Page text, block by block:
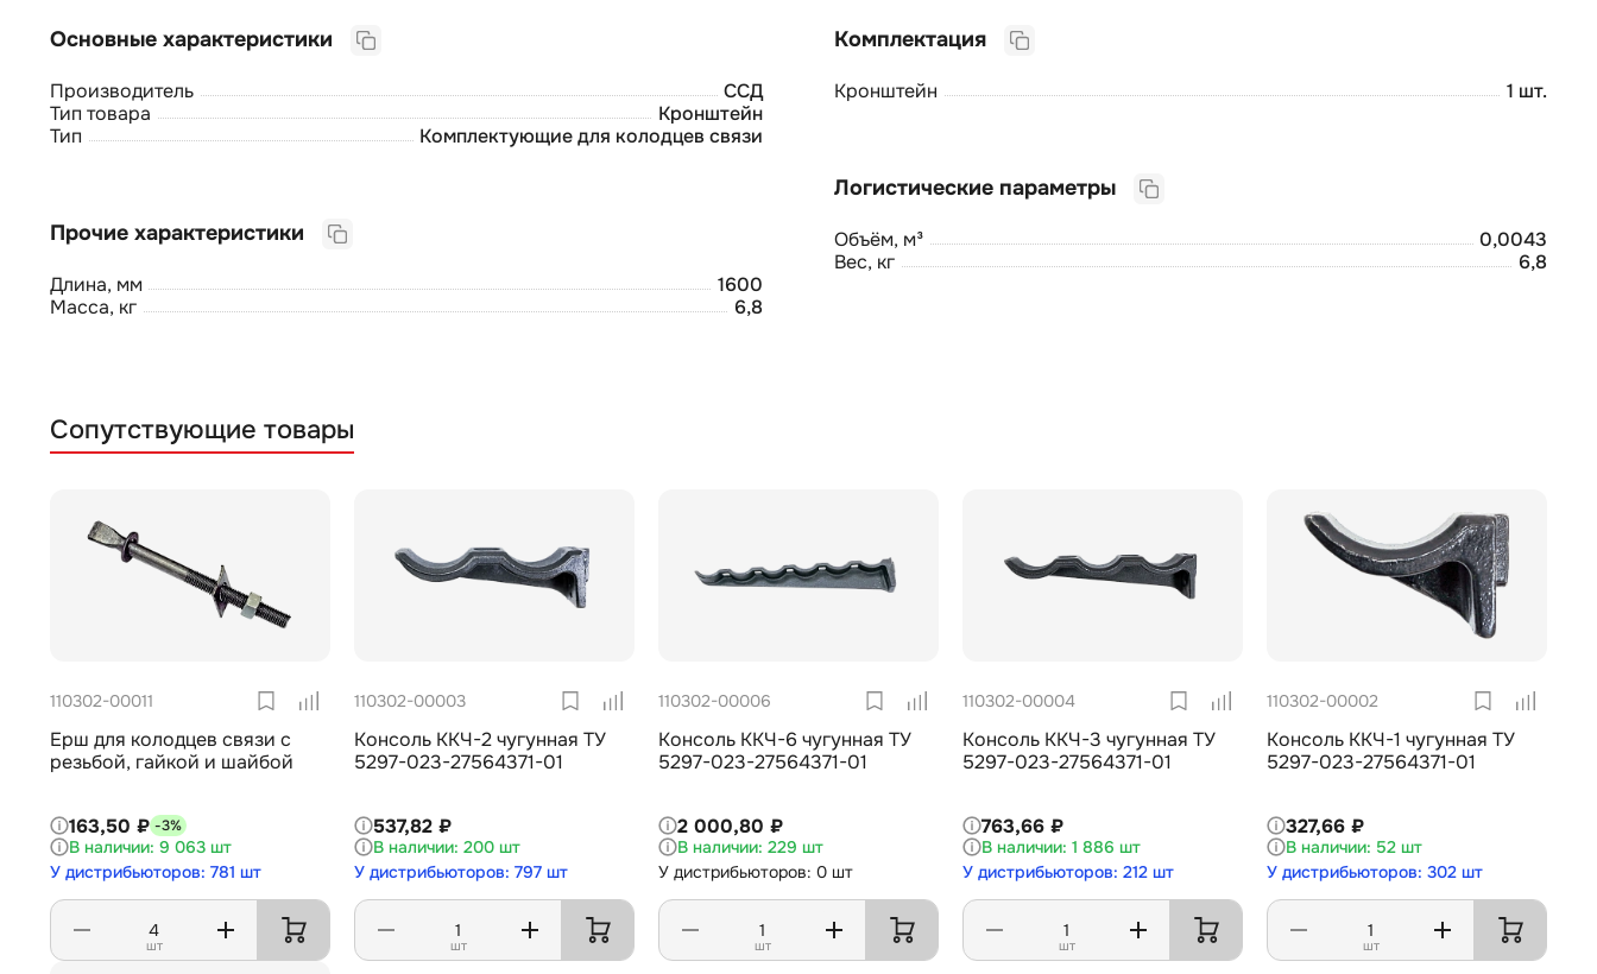
Производитель
ССД
Тип товара
Кронштейн
Тип
Комплектующие для колодцев связи
Длина, мм
1600
Масса, кг
6,8
Кронштейн 1 шт.
Объём, м³
0,0043
Вес, кг
6,8
Сопутствующие товары
110302-00011
Ерш для колодцев связи с
резьбой, гайкой и шайбой
163,50 ₽ -3%
9 063 шт
У дистрибьюторов: 781 шт
шт
110302-00003
Консоль ККЧ-2 чугунная ТУ
5297-023-27564371-01
537,82 ₽
200 шт
У дистрибьюторов: 797 шт
шт
110302-00006
Консоль ККЧ-6 чугунная ТУ
5297-023-27564371-01
2 000,80 ₽
229 шт
У дистрибьюторов: 0 шт
шт
110302-00004
Консоль ККЧ-3 чугунная ТУ
5297-023-27564371-01
763,66 ₽
1 886 шт
У дистрибьюторов: 212 шт
шт
110302-00002
Консоль ККЧ-1 чугунная ТУ
5297-023-27564371-01
327,66 ₽
52 шт
У дистрибьюторов: 302 шт
шт